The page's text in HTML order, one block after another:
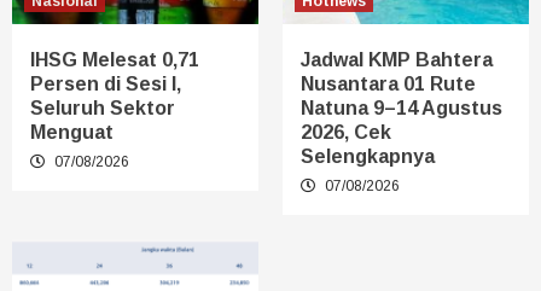
IHSG Melesat 0,71
Persen di Sesi I,
Seluruh Sektor
Menguat
07/08/2026
Jadwal KMP Bahtera
Nusantara 01 Rute
Natuna 9–14 Agustus
2026, Cek
Selengkapnya
07/08/2026